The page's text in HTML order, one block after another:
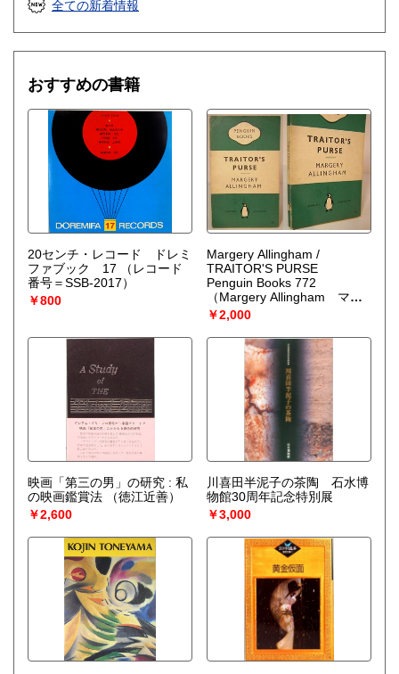
全ての新着情報
おすすめの書籍
20センチ・レコード ドレミ
ファブック 17
（レコード
番号＝SSB-2017）
￥800
Margery Allingham /
TRAITOR'S PURSE
Penguin Books 772
（Margery Allingham マー
ジェリー・アリンガム）
￥2,000
映画「第三の男」の研究 : 私
の映画鑑賞法
（徳江近善）
￥2,600
川喜田半泥子の茶陶 石水博
物館30周年記念特別展
￥3,000